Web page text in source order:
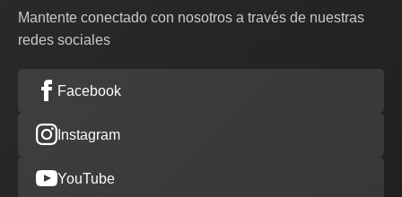
Mantente conectado con nosotros a través de nuestras
redes sociales
Facebook
Instagram
YouTube